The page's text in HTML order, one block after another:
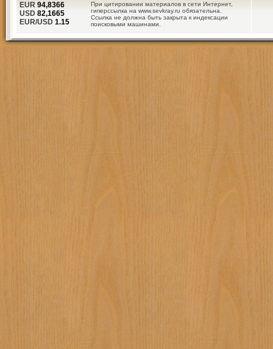
При цитировании материалов в сети Интернет,
гиперссылка на www.sevkray.ru обязательна.
Ссылка не должна быть закрыта к индексации
поисковыми машинами.
EUR 94,8366
USD 82,1665
EUR/USD 1.15